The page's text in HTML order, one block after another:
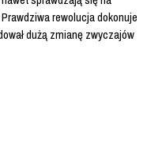
rewolucja dokonuje
dużą zmianę zwyczajów